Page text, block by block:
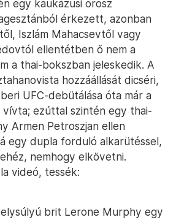
egy kaukázusi orosz
érkezett, azonban
Iszlám Mahacsevtől vagy
ellentétben ő nem a
a thai-bokszban jeleskedik. A
hozzáállását dicséri,
UFC-debütálása óta már a
ezúttal szintén egy thai-
Armen Petroszjan ellen
egy dupla forduló alkarütéssel,
nemhogy elkövetni.
videó, tessék:
brit Lerone Murphy egy